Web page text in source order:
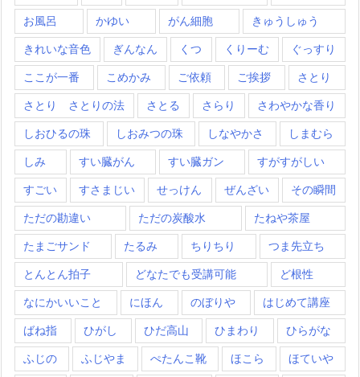
お風呂 かゆい がん細胞 きゅうしゅう
きれいな音色 ぎんなん くつ くりーむ ぐっすり
ここが一番 こめかみ ご依頼 ご挨拶 さとり
さとり さとりの法 さとる さらり さわやかな香り
しおひるの珠 しおみつの珠 しなやかさ しまむら
しみ すい臓がん すい臓ガン すがすがしい
すごい すさまじい せっけん ぜんざい その瞬間
ただの勘違い ただの炭酸水 たねや茶屋
たまごサンド たるみ ちりちり つま先立ち
とんとん拍子 どなたでも受講可能 ど根性
なにかいいこと にほん のぼりや はじめて講座
ばね指 ひがし ひだ高山 ひまわり ひらがな
ふじの ふじやま ぺたんこ靴 ほこら ほていや